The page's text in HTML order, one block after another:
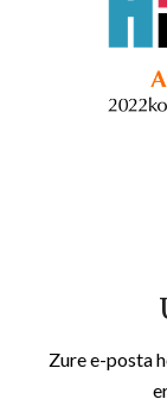
Zure e-posta